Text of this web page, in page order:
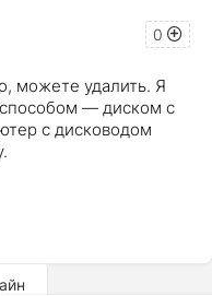
0
можете удалить. Я
— диском с
с дисководом